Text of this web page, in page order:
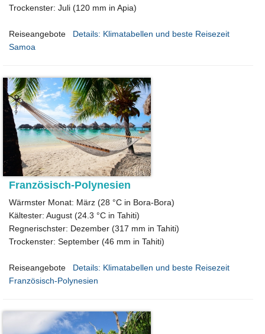
Trockenster: Juli (120 mm in Apia)
Reiseangebote
Details: Klimatabellen und beste Reisezeit
Samoa
Französisch-Polynesien
Wärmster Monat: März (28 °C in Bora-Bora)
Kältester: August (24.3 °C in Tahiti)
Regnerischster: Dezember (317 mm in Tahiti)
Trockenster: September (46 mm in Tahiti)
Reiseangebote
Details: Klimatabellen und beste Reisezeit
Französisch-Polynesien